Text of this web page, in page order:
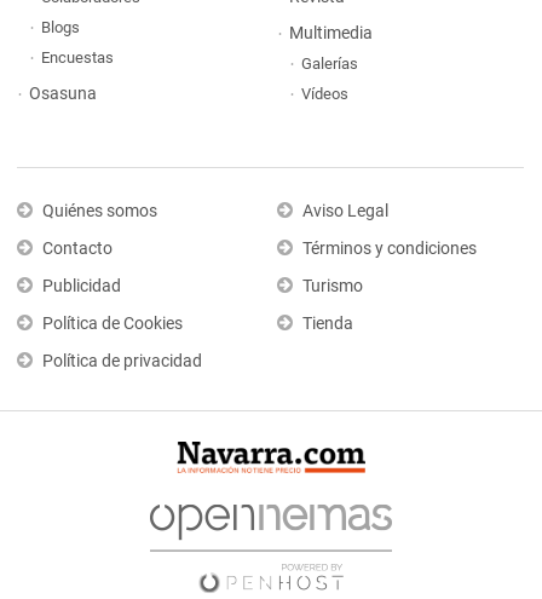
Blogs
Encuestas
Osasuna
Multimedia
Galerías
Vídeos
Quiénes somos
Contacto
Publicidad
Política de Cookies
Política de privacidad
Aviso Legal
Términos y condiciones
Turismo
Tienda